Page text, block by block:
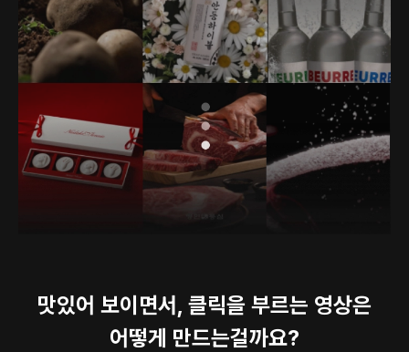
맛있어 보이면서, 클릭을 부르는 영상은
어떻게 만드는걸까요?